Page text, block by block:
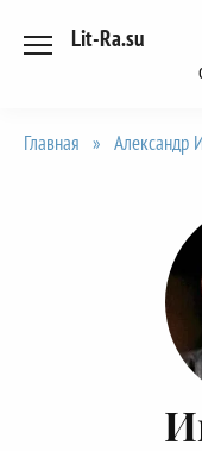
Lit-Ra.su
Главная » Александр